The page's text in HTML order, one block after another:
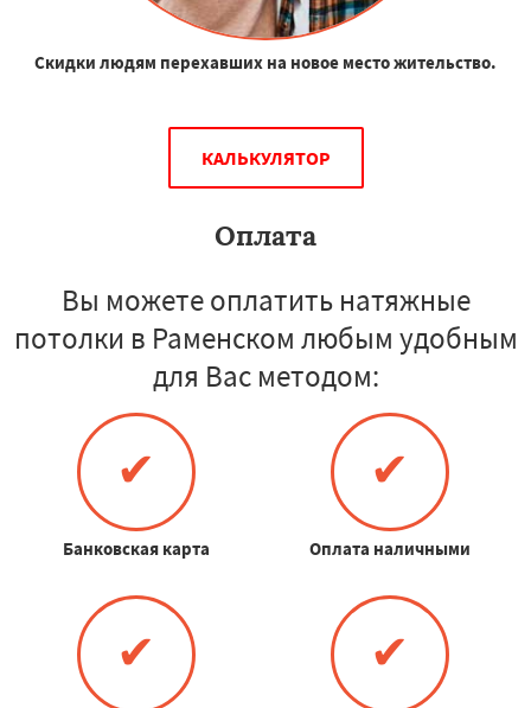
Скидки людям перехавших на новое место жительство.
КАЛЬКУЛЯТОР
Оплата
Вы можете оплатить натяжные
потолки в Раменском любым удобным
для Вас методом:
✔
Банковская карта
✔
Оплата наличными
✔ ✔